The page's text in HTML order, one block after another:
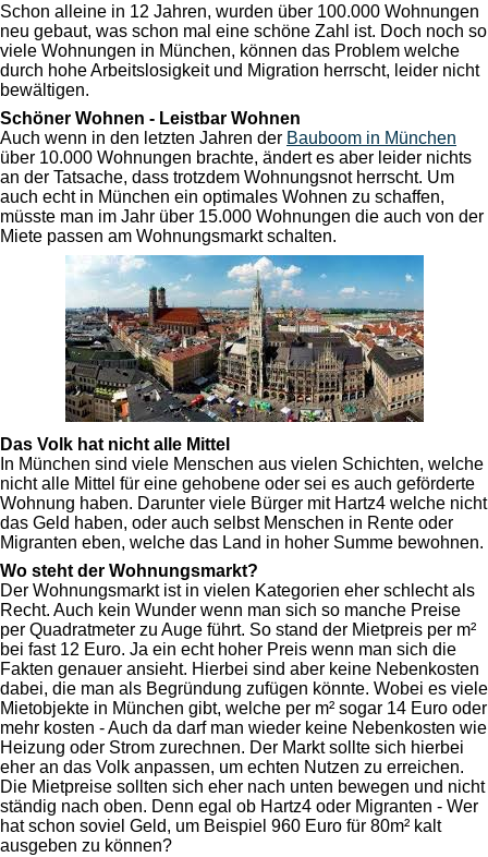
Schon alleine in 12 Jahren, wurden über 100.000 Wohnungen
neu gebaut, was schon mal eine schöne Zahl ist. Doch noch so
viele Wohnungen in München, können das Problem welche
durch hohe Arbeitslosigkeit und Migration herrscht, leider nicht
bewältigen.
Schöner Wohnen - Leistbar Wohnen
Auch wenn in den letzten Jahren der Bauboom in München
über 10.000 Wohnungen brachte, ändert es aber leider nichts
an der Tatsache, dass trotzdem Wohnungsnot herrscht. Um
auch echt in München ein optimales Wohnen zu schaffen,
müsste man im Jahr über 15.000 Wohnungen die auch von der
Miete passen am Wohnungsmarkt schalten.
Das Volk hat nicht alle Mittel
In München sind viele Menschen aus vielen Schichten, welche
nicht alle Mittel für eine gehobene oder sei es auch geförderte
Wohnung haben. Darunter viele Bürger mit Hartz4 welche nicht
das Geld haben, oder auch selbst Menschen in Rente oder
Migranten eben, welche das Land in hoher Summe bewohnen.
Wo steht der Wohnungsmarkt?
Der Wohnungsmarkt ist in vielen Kategorien eher schlecht als
Recht. Auch kein Wunder wenn man sich so manche Preise
per Quadratmeter zu Auge führt. So stand der Mietpreis per m²
bei fast 12 Euro. Ja ein echt hoher Preis wenn man sich die
Fakten genauer ansieht. Hierbei sind aber keine Nebenkosten
dabei, die man als Begründung zufügen könnte. Wobei es viele
Mietobjekte in München gibt, welche per m² sogar 14 Euro oder
mehr kosten - Auch da darf man wieder keine Nebenkosten wie
Heizung oder Strom zurechnen. Der Markt sollte sich hierbei
eher an das Volk anpassen, um echten Nutzen zu erreichen.
Die Mietpreise sollten sich eher nach unten bewegen und nicht
ständig nach oben. Denn egal ob Hartz4 oder Migranten - Wer
hat schon soviel Geld, um Beispiel 960 Euro für 80m² kalt
ausgeben zu können?